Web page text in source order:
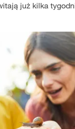
już kilka